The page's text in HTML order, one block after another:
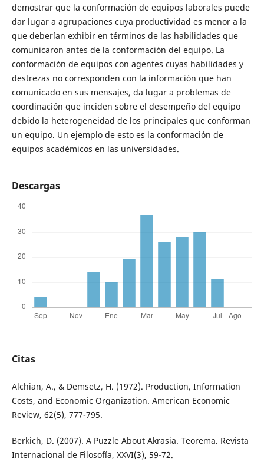
demostrar que la conformación de equipos laborales puede
dar lugar a agrupaciones cuya productividad es menor a la
que deberían exhibir en términos de las habilidades que
comunicaron antes de la conformación del equipo. La
conformación de equipos con agentes cuyas habilidades y
destrezas no corresponden con la información que han
comunicado en sus mensajes, da lugar a problemas de
coordinación que inciden sobre el desempeño del equipo
debido la heterogeneidad de los principales que conforman
un equipo. Un ejemplo de esto es la conformación de
equipos académicos en las universidades.
Descargas
Citas
Alchian, A., & Demsetz, H. (1972). Production, Information
Costs, and Economic Organization. American Economic
Review, 62(5), 777-795.
Berkich, D. (2007). A Puzzle About Akrasia. Teorema. Revista
Internacional de Filosofía, XXVI(3), 59-72.